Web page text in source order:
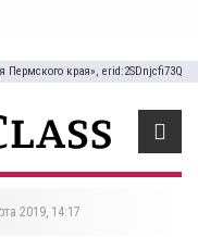
края», erid:2SDnjcfi73Q
2019, 14:17